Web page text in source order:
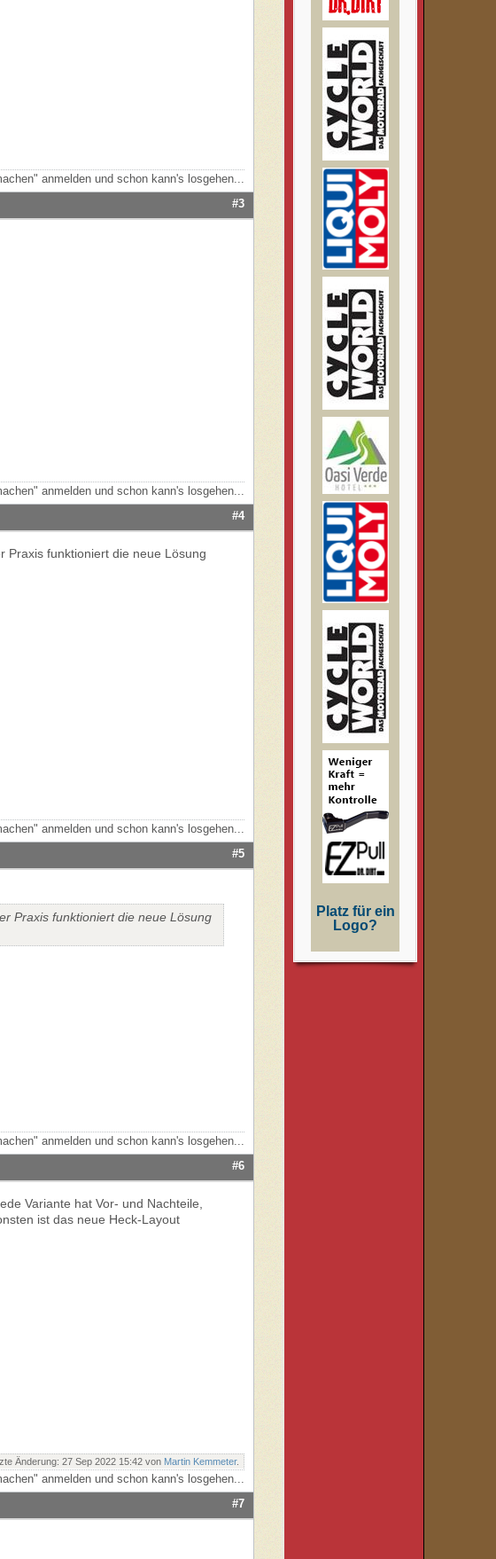
anmelden und schon kann's losgehen...
#3
anmelden und schon kann's losgehen...
#4
Praxis funktioniert die neue Lösung
anmelden und schon kann's losgehen...
#5
Praxis funktioniert die neue Lösung
anmelden und schon kann's losgehen...
#6
Variante hat Vor- und Nachteile,
ist das neue Heck-Layout
Änderung: 27 Sep 2022 15:42 von Martin Kemmeter.
anmelden und schon kann's losgehen...
#7
Platz für ein
Logo?